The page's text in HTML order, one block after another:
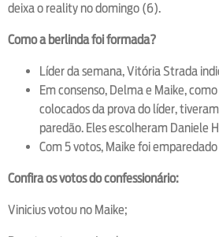
deixa o reality no domingo (6).
Como a berlinda foi formada?
Líder da semana, Vitória Strada
Em consenso, Delma e Maike,
colocados da prova do líder,
paredão. Eles escolheram Daniele
Com 5 votos, Maike foi
Confira os votos do confessionário:
Vinicius votou no Maike;